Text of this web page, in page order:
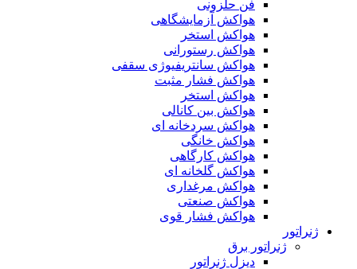
فن حلزونی
هواکش آزمایشگاهی
هواکش استخر
هواکش رستورانی
هواکش سانتریفیوژی سقفی
هواکش فشار مثبت
هواکش استخر
هواکش بین کانالی
هواکش سردخانه ای
هواکش خانگی
هواکش کارگاهی
هواکش گلخانه ای
هواکش مرغداری
هواکش صنعتی
هواکش فشار قوی
ژنراتور
ژنراتور برق
دیزل ژنراتور